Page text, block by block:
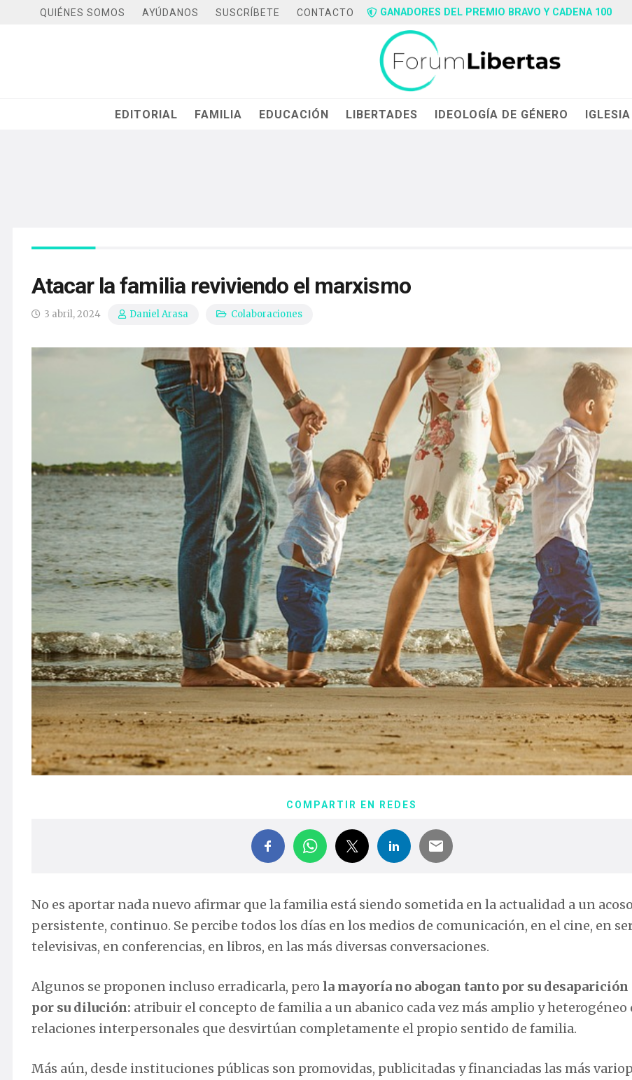
QUIÉNES SOMOS AYÚDANOS SUSCRÍBETE CONTACTO GANADORES DEL PREMIO BRAVO Y CADENA 100
EDITORIAL FAMILIA EDUCACIÓN LIBERTADES IDEOLOGÍA DE GÉNERO IGLESIA
Atacar la familia reviviendo el marxismo
3 abril, 2024 Daniel Arasa Colaboraciones
COMPARTIR EN REDES
No es aportar nada nuevo afirmar que la familia está siendo sometida en la actualidad a un acoso
persistente, continuo. Se percibe todos los días en los medios de comunicación, en el cine, en
televisivas, en conferencias, en libros, en las más diversas conversaciones.
Algunos se proponen incluso erradicarla, pero la mayoría no abogan tanto por su desaparición
por su dilución: atribuir el concepto de familia a un abanico cada vez más amplio y heterogéneo
relaciones interpersonales que desvirtúan completamente el propio sentido de familia.
Más aún, desde instituciones públicas son promovidas, publicitadas y financiadas las más